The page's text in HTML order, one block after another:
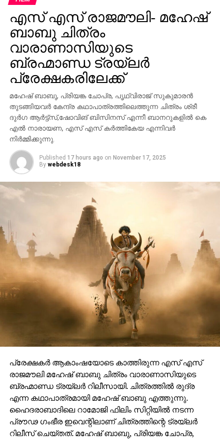
എസ് എസ് രാജമൗലി- മഹേഷ്
ബാബു ചിത്രം
വാരാണാസിയുടെ
ബ്രഹ്മാണ്ഡ ട്രയ്ലർ
പ്രേക്ഷകരിലേക്ക്
മഹേഷ് ബാബു, പ്രിയങ്ക ചോപ്ര, പൃഥ്വിരാജ് സുകുമാരൻ
തുടങ്ങിയവർ കേന്ദ്ര കഥാപാത്രത്തിലെത്തുന്ന ചിത്രം ശ്രീ
ദുർഗ ആർട്ട്സ്,ഷോവിങ് ബിസിനസ് എന്നീ ബാനറുകളിൽ കെ
എൽ നാരായണ, എസ് എസ് കർത്തികേയ എന്നിവർ
നിർമ്മിക്കുന്നു.
Published 17 hours ago on November 17, 2025
By webdesk18
പ്രേക്ഷകർ ആകാംഷയോടെ കാത്തിരുന്ന എസ് എസ്
രാജമൗലി മഹേഷ് ബാബു ചിത്രം വാരാണാസിയുടെ
ബ്രഹ്മാണ്ഡ ട്രയ്ലർ റിലീസായി. ചിത്രത്തിൽ രുദ്ര
എന്ന കഥാപാത്രമായി മഹേഷ് ബാബു എത്തുന്നു.
ഹൈദരാബാദിലെ റാമോജി ഫിലിം സിറ്റിയിൽ നടന്ന
പ്രൗഢ ഗംഭീര ഇവെന്റിലാണ് ചിത്രത്തിന്റെ ട്രയ്ലർ
റിലീസ് ചെയ്തത്. മഹേഷ് ബാബു, പ്രിയങ്ക ചോപ്ര,